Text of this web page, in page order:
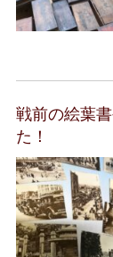
戦前の絵葉
た！